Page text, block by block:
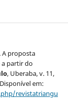
A proposta
a partir do
, Uberaba, v. 11,
em:
revistatriangu